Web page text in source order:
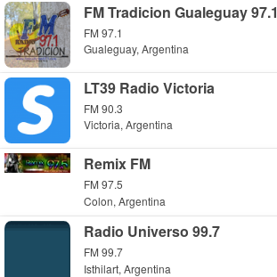
FM Tradicion Gualeguay 97.1
FM 97.1
Gualeguay, Argentina
LT39 Radio Victoria
FM 90.3
Victoria, Argentina
Remix FM
FM 97.5
Colon, Argentina
Radio Universo 99.7
FM 99.7
Isthilart, Argentina